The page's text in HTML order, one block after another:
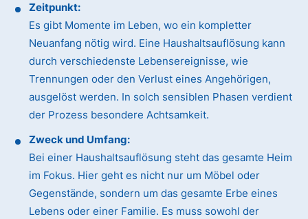
Zeitpunkt:
Es gibt Momente im Leben, wo ein kompletter
Neuanfang nötig wird. Eine Haushaltsauflösung kann
durch verschiedenste Lebensereignisse, wie
Trennungen oder den Verlust eines Angehörigen,
ausgelöst werden. In solch sensiblen Phasen verdient
der Prozess besondere Achtsamkeit.
Zweck und Umfang:
Bei einer Haushaltsauflösung steht das gesamte Heim
im Fokus. Hier geht es nicht nur um Möbel oder
Gegenstände, sondern um das gesamte Erbe eines
Lebens oder einer Familie. Es muss sowohl der